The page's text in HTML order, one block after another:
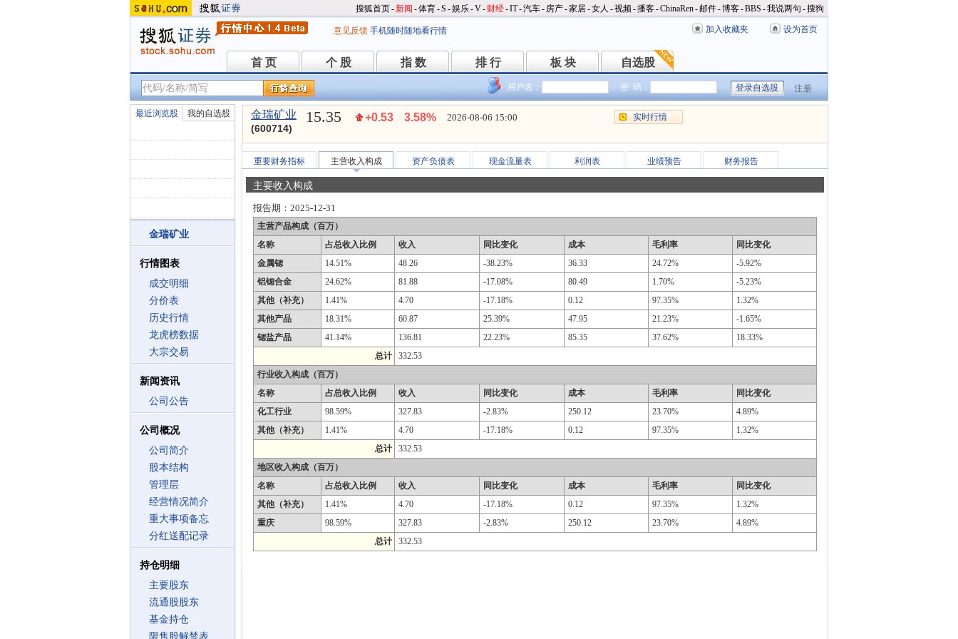
搜狐首页-新闻 -体育-S -娱乐-V- 财经-IT-汽车- 房产-家居-女人 -视频-播客-ChinaRen-邮件-博客-BBS -我说两句 -搜狗
意见反馈 手机随时随地看行情 加入收藏夹 设为首页
首 页
首 页 个 股
个 股 指 数
指 数 排 行
排 行 板 块
板 块 自选股
自选股
用户名： 密 码： 注册
最近浏览股 我的自选股
金瑞矿业
行情图表
成交明细
分价表
历史行情
龙虎榜数据
大宗交易
新闻资讯
公司公告
公司概况
公司简介
股本结构
管理层
经营情况简介
重大事项备忘
分红送配记录
持仓明细
主要股东
流通股股东
基金持仓
限售股解禁表
金瑞矿业
(600714)
15.35 +0.53 3.58% 2026-08-06 15:00 实时行情
重要财务指标 主营收入构成 资产负债表 现金流量表 利润表 业绩预告 财务报告
主要收入构成
报告期： 2025-12-31
主营产品构成（百万）
名称
占总收入比例 收入 同比变化 成本 毛利率
同比变化
金属锶
14.51% 48.26 -38.23% 36.33 24.72%
-5.92%
铝锶合金
24.62% 81.88 -17.08% 80.49 1.70%
-5.23%
其他（补充）
1.41% 4.70 -17.18% 0.12 97.35%
1.32%
其他产品
18.31% 60.87 25.39% 47.95 21.23%
-1.65%
锶盐产品
41.14% 136.81 22.23% 85.35 37.62%
18.33%
总计
332.53
行业收入构成（百万）
名称
占总收入比例 收入 同比变化 成本 毛利率
同比变化
化工行业
98.59% 327.83 -2.83% 250.12 23.70%
4.89%
其他（补充）
1.41% 4.70 -17.18% 0.12 97.35%
1.32%
总计
332.53
地区收入构成（百万）
名称
占总收入比例 收入 同比变化 成本 毛利率
同比变化
其他（补充）
1.41% 4.70 -17.18% 0.12 97.35%
1.32%
重庆
98.59% 327.83 -2.83% 250.12 23.70%
4.89%
总计
332.53